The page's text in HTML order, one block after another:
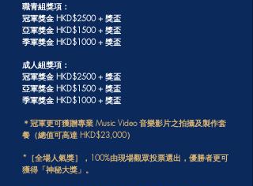
職青組獎項：
冠軍獎金 HKD$2500 + 獎盃
亞軍獎金 HKD$1500 + 獎盃
季軍獎金 HKD$1000 + 獎盃
成人組獎項：
冠軍獎金 HKD$2500 + 獎盃
亞軍獎金 HKD$1500 + 獎盃
季軍獎金 HKD$1000 + 獎盃
＊冠軍更可獲贈專業 Music Video 音樂影片之拍攝及製作套
餐（總值可高達 HKD$23,000）
*［全場人氣獎］，100%由現場觀眾投票選出，優勝者更可
獲得「神秘大獎」。